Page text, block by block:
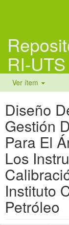
RI-UTS
Ver ítem
Diseño
Gestión
Para El
Los
Instituto
Petróleo